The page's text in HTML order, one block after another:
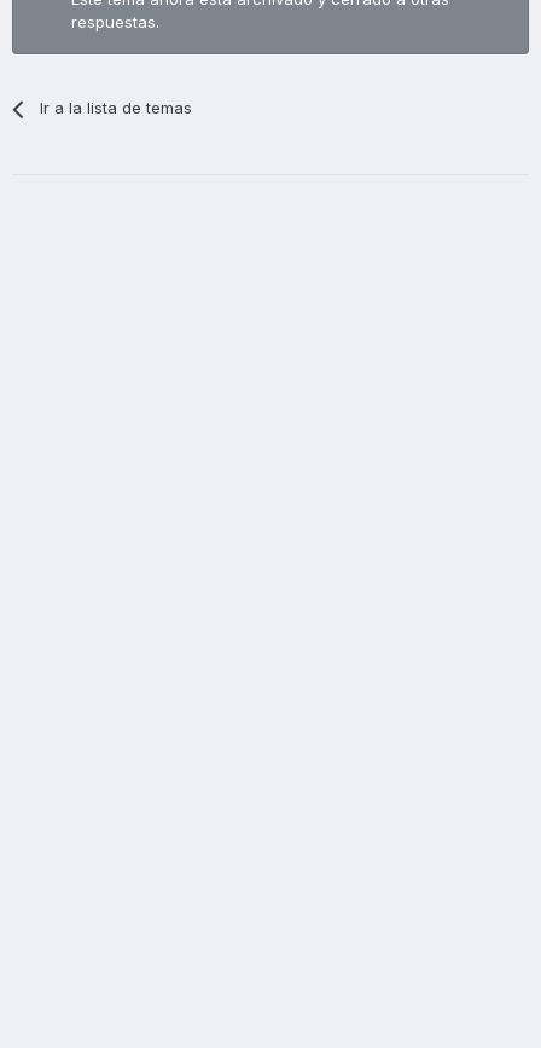
respuestas.
Ir a la lista de temas